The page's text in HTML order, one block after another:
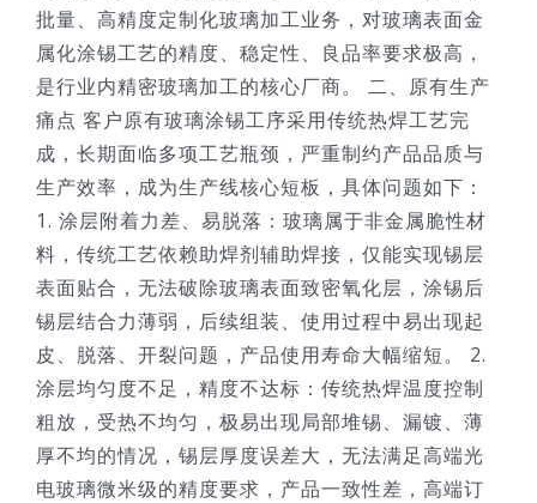
批量、高精度定制化玻璃加工业务，对玻璃表面金
属化涂锡工艺的精度、稳定性、良品率要求极高，
是行业内精密玻璃加工的核心厂商。 二、原有生产
痛点 客户原有玻璃涂锡工序采用传统热焊工艺完
成，长期面临多项工艺瓶颈，严重制约产品品质与
生产效率，成为生产线核心短板，具体问题如下：
1. 涂层附着力差、易脱落：玻璃属于非金属脆性材
料，传统工艺依赖助焊剂辅助焊接，仅能实现锡层
表面贴合，无法破除玻璃表面致密氧化层，涂锡后
锡层结合力薄弱，后续组装、使用过程中易出现起
皮、脱落、开裂问题，产品使用寿命大幅缩短。 2.
涂层均匀度不足，精度不达标：传统热焊温度控制
粗放，受热不均匀，极易出现局部堆锡、漏镀、薄
厚不均的情况，锡层厚度误差大，无法满足高端光
电玻璃微米级的精度要求，产品一致性差，高端订